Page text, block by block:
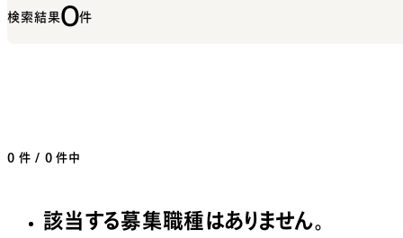
検索結果0件
0 件 / 0 件中
該当する募集職種はありません。